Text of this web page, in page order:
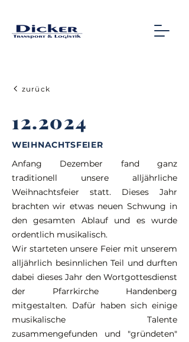
zurück
12.2024
WEIHNACHTSFEIER
Anfang Dezember fand ganz
traditionell unsere alljährliche
Weihnachtsfeier statt. Dieses Jahr
brachten wir etwas neuen Schwung in
den gesamten Ablauf und es wurde
ordentlich musikalisch.
Wir starteten unsere Feier mit unserem
alljährlich besinnlichen Teil und durften
dabei dieses Jahr den Wortgottesdienst
der Pfarrkirche Handenberg
mitgestalten. Dafür haben sich einige
musikalische Talente
zusammengefunden und "gründeten"